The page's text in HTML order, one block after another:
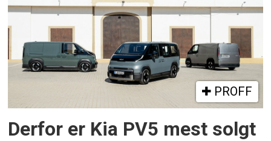
PROFF
Derfor er Kia PV5 mest solgt